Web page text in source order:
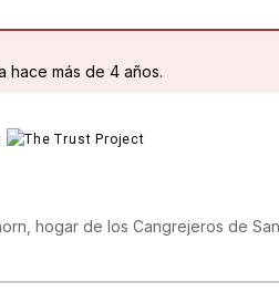
hace más de 4 años.
hogar de los Cangrejeros de